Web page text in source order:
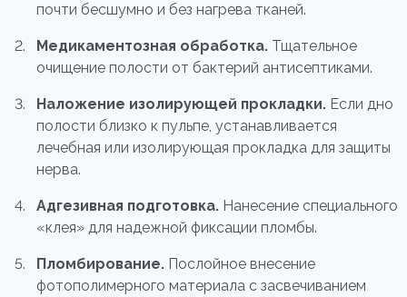
почти бесшумно и без нагрева тканей.
Медикаментозная обработка. Тщательное
очищение полости от бактерий антисептиками.
Наложение изолирующей прокладки. Если дно
полости близко к пульпе, устанавливается
лечебная или изолирующая прокладка для защиты
нерва.
Адгезивная подготовка. Нанесение специального
«клея» для надежной фиксации пломбы.
Пломбирование. Послойное внесение
фотополимерного материала с засвечиванием